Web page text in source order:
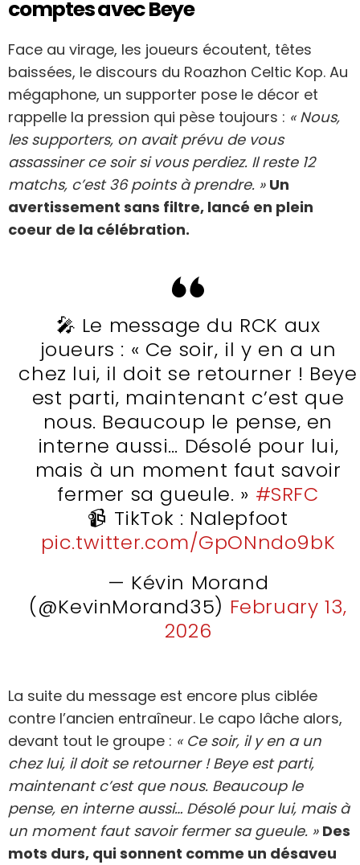
comptes avec Beye
Face au virage, les joueurs écoutent, têtes
baissées, le discours du Roazhon Celtic Kop. Au
mégaphone, un supporter pose le décor et
rappelle la pression qui pèse toujours : « Nous,
les supporters, on avait prévu de vous
assassiner ce soir si vous perdiez. Il reste 12
matchs, c’est 36 points à prendre. » Un
avertissement sans filtre, lancé en plein
coeur de la célébration.
🎤 Le message du RCK aux
joueurs : « Ce soir, il y en a un
chez lui, il doit se retourner ! Beye
est parti, maintenant c’est que
nous. Beaucoup le pense, en
interne aussi… Désolé pour lui,
mais à un moment faut savoir
fermer sa gueule. » #SRFC
📹 TikTok : Nalepfoot
pic.twitter.com/GpONndo9bK
— Kévin Morand
(@KevinMorand35) February 13,
2026
La suite du message est encore plus ciblée
contre l’ancien entraîneur. Le capo lâche alors,
devant tout le groupe : « Ce soir, il y en a un
chez lui, il doit se retourner ! Beye est parti,
maintenant c’est que nous. Beaucoup le
pense, en interne aussi… Désolé pour lui, mais à
un moment faut savoir fermer sa gueule. » Des
mots durs, qui sonnent comme un désaveu